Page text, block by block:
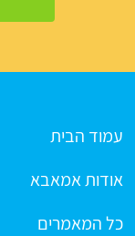
עמוד הבית
אודות אמאבא
כל המאמרים